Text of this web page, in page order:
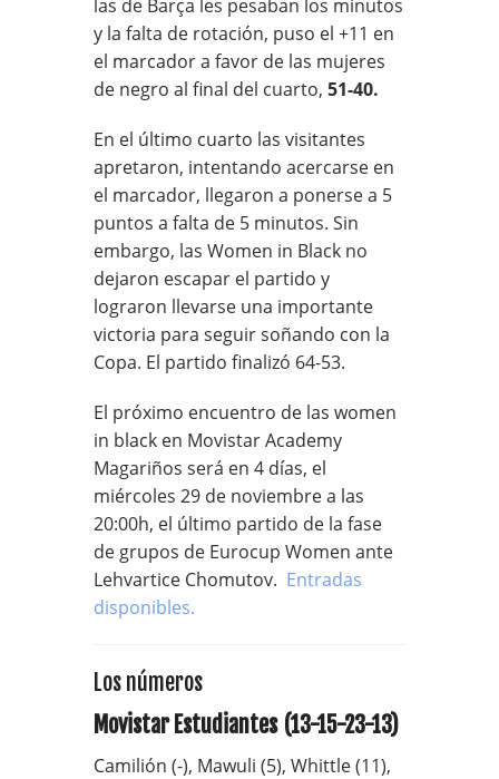
las de Barça les pesaban los minutos
y la falta de rotación, puso el +11 en
el marcador a favor de las mujeres
de negro al final del cuarto, 51-40.
En el último cuarto las visitantes
apretaron, intentando acercarse en
el marcador, llegaron a ponerse a 5
puntos a falta de 5 minutos. Sin
embargo, las Women in Black no
dejaron escapar el partido y
lograron llevarse una importante
victoria para seguir soñando con la
Copa. El partido finalizó 64-53.
El próximo encuentro de las women
in black en Movistar Academy
Magariños será en 4 días, el
miércoles 29 de noviembre a las
20:00h, el último partido de la fase
de grupos de Eurocup Women ante
Lehvartice Chomutov. Entradas
disponibles.
Los números
Movistar Estudiantes (13-15-23-13)
Camilión (-), Mawuli (5), Whittle (11),